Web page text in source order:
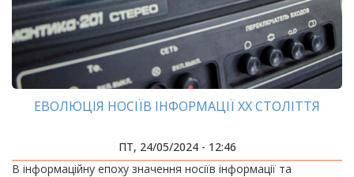
ЕВОЛЮЦІЯ НОСІЇВ ІНФОРМАЦІЇ ХХ СТОЛІТТЯ
ПТ, 24/05/2024 - 12:46
В інформаційну епоху значення носіїв інформації та